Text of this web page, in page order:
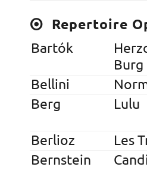
Repertoire
Bartók
Burg
Bellini
Berg
Lulu
Berlioz
Les
Bernstein